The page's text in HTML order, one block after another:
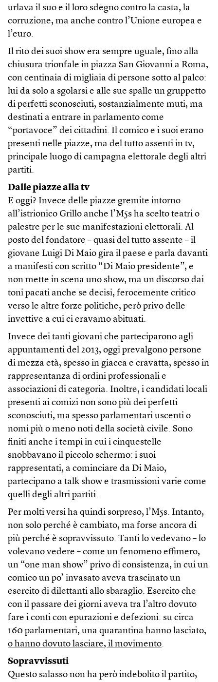
urlava il suo e il loro sdegno contro la casta, la
corruzione, ma anche contro l’Unione europea e
l’euro.
Il rito dei suoi show era sempre uguale, fino alla
chiusura trionfale in piazza San Giovanni a Roma,
con centinaia di migliaia di persone sotto al palco:
lui da solo a sgolarsi e alle sue spalle un gruppetto
di perfetti sconosciuti, sostanzialmente muti, ma
destinati a entrare in parlamento come
“portavoce” dei cittadini. Il comico e i suoi erano
presenti nelle piazze, ma del tutto assenti in tv,
principale luogo di campagna elettorale degli altri
partiti.
Dalle piazze alla tv
E oggi? Invece delle piazze gremite intorno
all’istrionico Grillo anche l’M5s ha scelto teatri o
palestre per le sue manifestazioni elettorali. Al
posto del fondatore – quasi del tutto assente – il
giovane Luigi Di Maio gira il paese e parla davanti
a manifesti con scritto “Di Maio presidente”, e
non mette in scena uno show, ma un discorso dai
toni pacati anche se decisi, ferocemente critico
verso le altre forze politiche, però privo delle
invettive a cui ci eravamo abituati.
Invece dei tanti giovani che parteciparono agli
appuntamenti del 2013, oggi prevalgono persone
di mezza età, spesso in giacca e cravatta, spesso in
rappresentanza di ordini professionali e
associazioni di categoria. Inoltre, i candidati locali
presenti ai comizi non sono più dei perfetti
sconosciuti, ma spesso parlamentari uscenti o
nomi più o meno noti della società civile. Sono
finiti anche i tempi in cui i cinquestelle
snobbavano il piccolo schermo: i suoi
rappresentati, a cominciare da Di Maio,
partecipano a talk show e trasmissioni varie come
quelli degli altri partiti.
Per molti versi ha quindi sorpreso, l’M5s. Intanto,
non solo perché è cambiato, ma forse ancora di
più perché è sopravvissuto. Tanti lo vedevano – lo
volevano vedere – come un fenomeno effimero,
un “one man show” privo di consistenza, in cui un
comico un po’ invasato aveva trascinato un
esercito di dilettanti allo sbaraglio. Esercito che
con il passare dei giorni aveva tra l’altro dovuto
fare i conti con epurazioni e defezioni: su circa
160 parlamentari, una quarantina hanno lasciato,
o hanno dovuto lasciare, il movimento.
Sopravvissuti
Questo salasso non ha però indebolito il partito;